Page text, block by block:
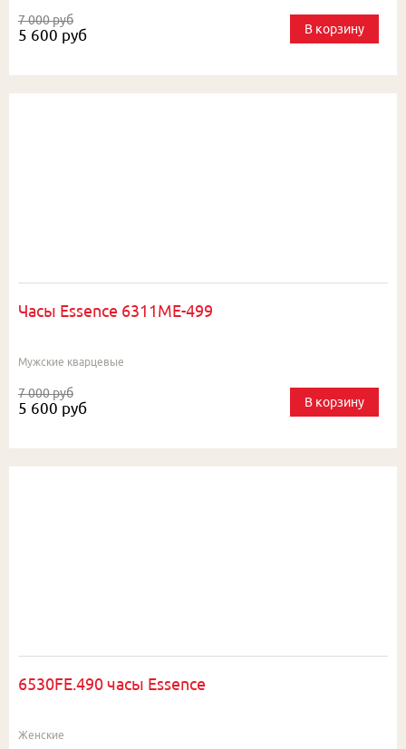
7 000 руб
5 600 руб В корзину
Часы Essence 6311ME-499
Мужские кварцевые
7 000 руб
5 600 руб В корзину
6530FE.490 часы Essence
Женские